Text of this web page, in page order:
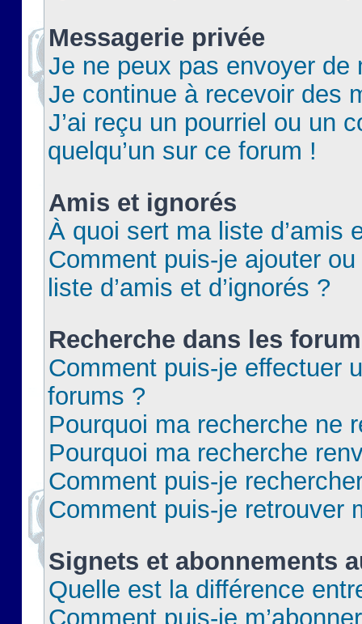
Messagerie privée
Je ne peux pas envoyer de
Je continue à recevoir des
J’ai reçu un pourriel ou un
quelqu’un sur ce forum !
Amis et ignorés
À quoi sert ma liste d’amis
Comment puis-je ajouter
liste d’amis et d’ignorés ?
Recherche dans les
Comment puis-je effectuer
forums ?
Pourquoi ma recherche ne
Pourquoi ma recherche
Comment puis-je
Comment puis-je retrouver
Signets et abonnements
Quelle est la différence
Comment puis-je